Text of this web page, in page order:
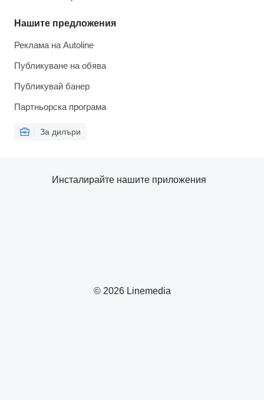
Нашите предложения
Реклама на Autoline
Публикуване на обява
Публикувай банер
Партньорска програма
За дилъри
© 2026 Linemedia
Инсталирайте нашите приложения